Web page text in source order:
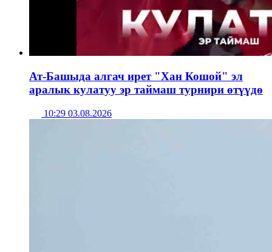
Ат-Башыда алгач ирет "Хан Кошой" эл
аралык кулатуу эр таймаш турнири өтүүдө
10:29 03.08.2026